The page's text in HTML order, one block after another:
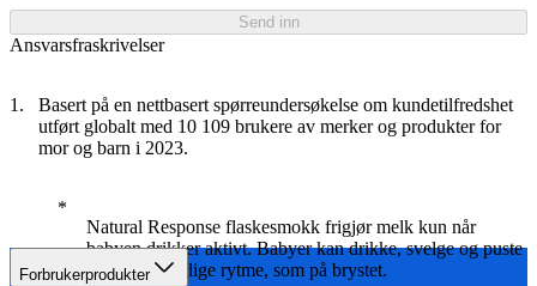
Send inn
Ansvarsfraskrivelser
Basert på en nettbasert spørreundersøkelse om kundetilfredshet
utført globalt med 10 109 brukere av merker og produkter for
mor og barn i 2023.
Natural Response flaskesmokk frigjør melk kun når
babyen drikker aktivt. Babyer kan drikke, svelge og puste
med sin naturlige rytme, som på brystet.
Forbrukerprodukter